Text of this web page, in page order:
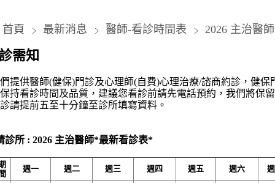
首頁 最新消息 醫師-看診時間表 2026 主治醫
需知
提供醫師(健保)門診及心理師(自費)心理治療/諮商約診，健保
持看診時間及品質，建議您看診前請先電話預約 ，我們將保
請提前五至十分鐘至診所填寫資料。
診所 : 2026 主治醫師*最新看診表*
週一 週二 週三 週四 週五 週六